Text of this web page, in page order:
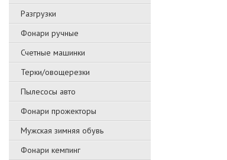
Разгрузки
Фонари ручные
Счетные машинки
Терки/овощерезки
Пылесосы авто
Фонари прожекторы
Мужская зимняя обувь
Фонари кемпинг